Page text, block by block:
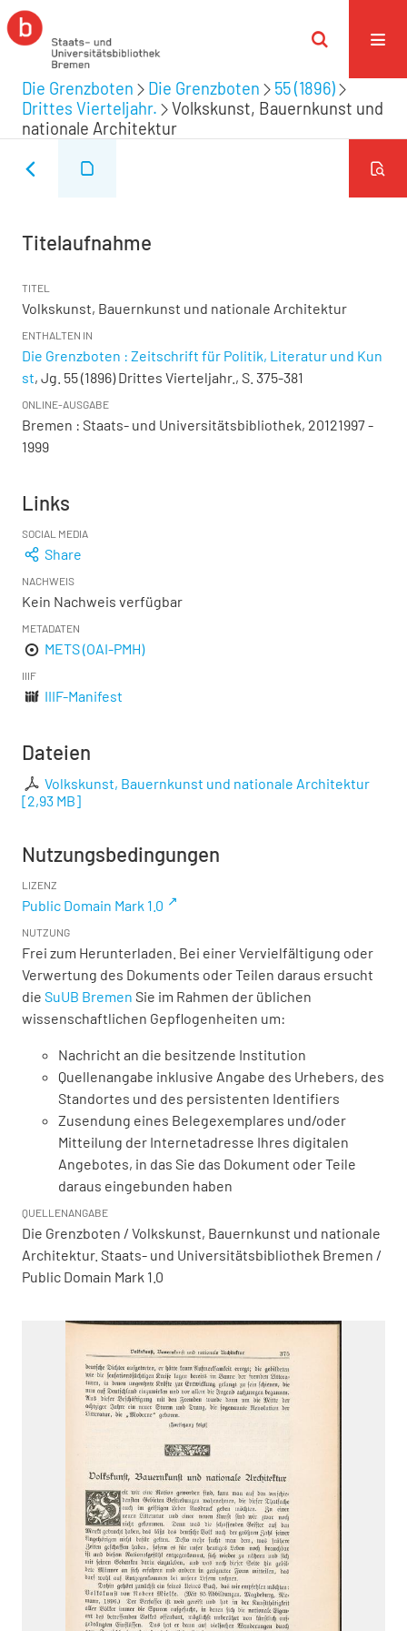
Die Grenzboten Die Grenzboten
55 (1896)
Drittes Vierteljahr.
Volkskunst, Bauernkunst und
nationale Architektur
Titelaufnahme
TITEL
Volkskunst, Bauernkunst und nationale Architektur
ENTHALTEN IN
Die Grenzboten : Zeitschrift für Politik, Literatur und Kun
st, Jg. 55 (1896) Drittes Vierteljahr., S. 375-381
ONLINE-AUSGABE
Bremen : Staats- und Universitätsbibliothek, 20121997 -
1999
Links
SOCIAL MEDIA
Share
NACHWEIS
Kein Nachweis verfügbar
METADATEN
METS (OAI-PMH)
IIIF
IIIF-Manifest
Dateien
Volkskunst, Bauernkunst und nationale Architektur
[2,93 MB]
Nutzungsbedingungen
LIZENZ
Public Domain Mark 1.0
NUTZUNG
Frei zum Herunterladen. Bei einer Vervielfältigung oder
Verwertung des Dokuments oder Teilen daraus ersucht
die SuUB Bremen Sie im Rahmen der üblichen
wissenschaftlichen Gepflogenheiten um:
Nachricht an die besitzende Institution
Quellenangabe inklusive Angabe des Urhebers, des
Standortes und des persistenten Identifiers
Zusendung eines Belegexemplares und/oder
Mitteilung der Internetadresse Ihres digitalen
Angebotes, in das Sie das Dokument oder Teile
daraus eingebunden haben
QUELLENANGABE
Die Grenzboten / Volkskunst, Bauernkunst und nationale
Architektur. Staats- und Universitätsbibliothek Bremen /
Public Domain Mark 1.0